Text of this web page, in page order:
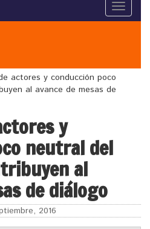
Toggle
actores y conducción poco
al avance de mesas de
y
neutral del
al
de diálogo
2016